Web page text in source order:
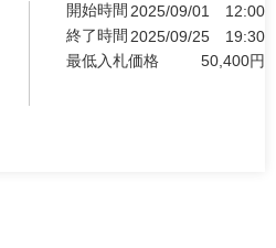
開始時間 2025/09/01
12:00
終了時間 2025/09/25
19:30
最低入札価格
50,400円